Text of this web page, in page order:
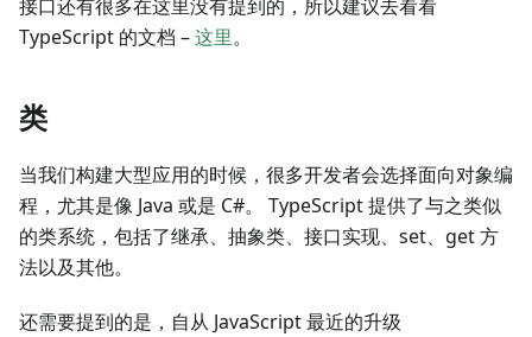
接口还有很多在这里没有提到的，所以建议去看看
TypeScript 的文档 –这里。
类
当我们构建大型应用的时候，很多开发者会选择面向对象编
程，尤其是像 Java 或是 C#。 TypeScript 提供了与之类似
的类系统，包括了继承、抽象类、接口实现、set、get 方
法以及其他。
还需要提到的是，自从 JavaScript 最近的升级